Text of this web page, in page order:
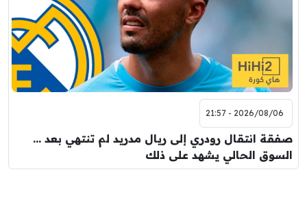
2026/08/06 - 21:57
صفقة انتقال رودري إلى ريال مدريد لم تنتهي بعد …
السوق الحالي يشهد على ذلك